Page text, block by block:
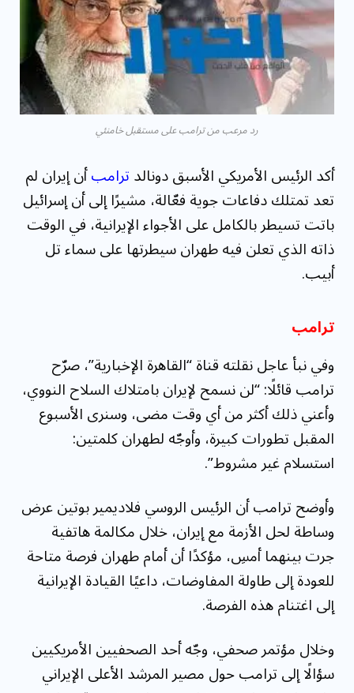
بحلول ...
رد مرعب من ترامب على مستقبل خامنئي
أكد الرئيس الأمريكي الأسبق دونالدترامبأن إيران لم
تعد تمتلك دفاعات جوية فعّالة، مشيرًا إلى أن إسرائيل
باتت تسيطر بالكامل على الأجواء الإيرانية، في الوقت
ذاته الذي تعلن فيه طهران سيطرتها على سماء تل
أبيب.
ترامب
وفي نبأ عاجل نقلته قناة “القاهرة الإخبارية”، صرّح
ترامب قائلًا: “لن نسمح لإيران بامتلاك السلاح النووي،
وأعني ذلك أكثر من أي وقت مضى، وسنرى الأسبوع
المقبل تطورات كبيرة، وأوجّه لطهران كلمتين:
استسلام غير مشروط”.
وأوضح ترامب أن الرئيس الروسي فلاديمير بوتين عرض
وساطة لحل الأزمة مع إيران، خلال مكالمة هاتفية
جرت بينهما أمسِ، مؤكدًا أن أمام طهران فرصة متاحة
للعودة إلى طاولة المفاوضات، داعيًا القيادة الإيرانية
إلى اغتنام هذه الفرصة.
وخلال مؤتمر صحفي، وجّه أحد الصحفيين الأمريكيين
سؤالًا إلى ترامب حول مصير المرشد الأعلى الإيراني